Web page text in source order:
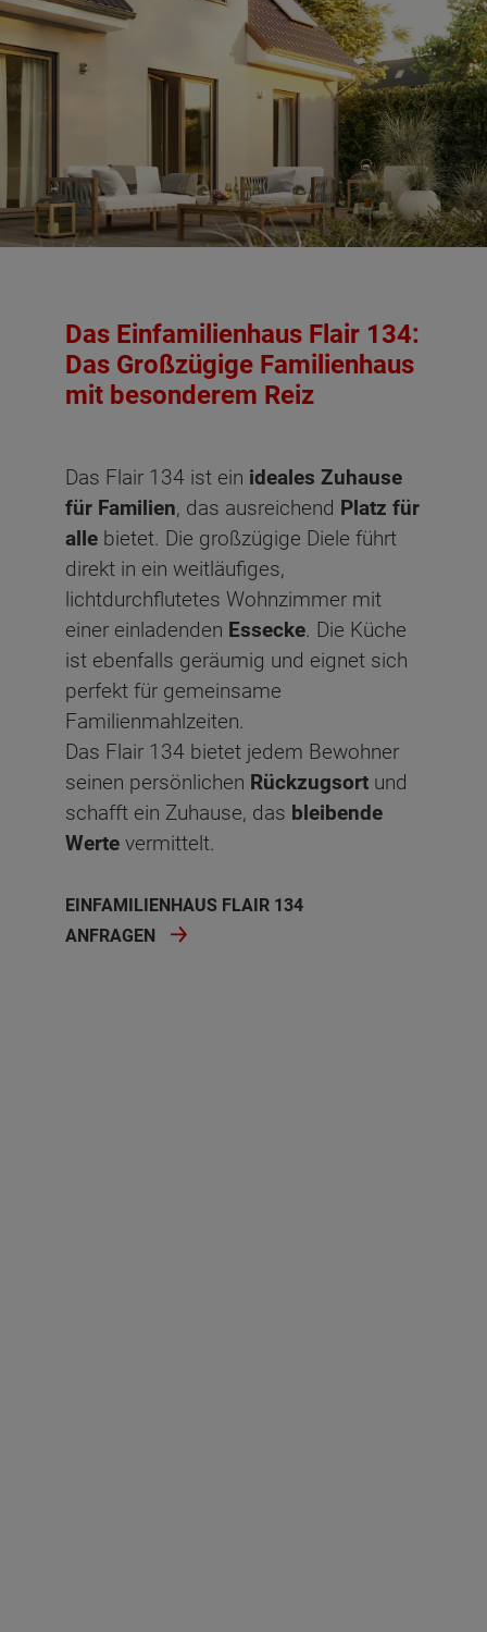
Das Einfamilienhaus Flair 134:
Das Großzügige Familienhaus
mit besonderem Reiz
Das Flair 134 ist ein ideales Zuhause
für Familien, das ausreichend Platz für
alle bietet. Die großzügige Diele führt
direkt in ein weitläufiges,
lichtdurchflutetes Wohnzimmer mit
einer einladenden Essecke. Die Küche
ist ebenfalls geräumig und eignet sich
perfekt für gemeinsame
Familienmahlzeiten.
Das Flair 134 bietet jedem Bewohner
seinen persönlichen Rückzugsort und
schafft ein Zuhause, das bleibende
Werte vermittelt.
EINFAMILIENHAUS FLAIR 134
ANFRAGEN